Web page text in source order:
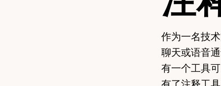
作为一名技
聊天或语音
有一个工具